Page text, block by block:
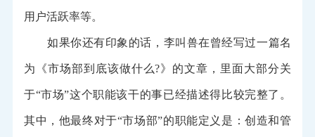
用户活跃率等。
如果你还有印象的话，李叫兽在曾经写过一篇名
为《市场部到底该做什么?》的文章，里面大部分关
于“市场”这个职能该干的事已经描述得比较完整了。
其中，他最终对于“市场部”的职能定义是：创造和管